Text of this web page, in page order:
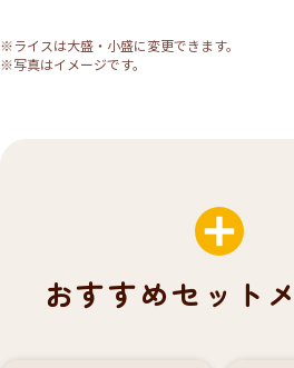
※ライスは大盛・小盛に変更できます。
※写真はイメージです。
おすすめセット